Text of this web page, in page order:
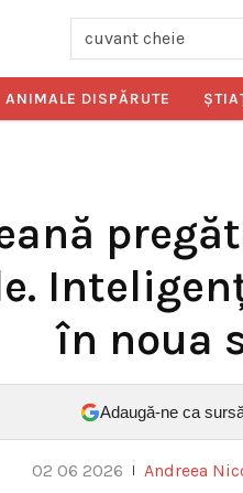
ANIMALE DISPĂRUTE
în noua
Adaugă-ne ca
02 06 2026 Andreea